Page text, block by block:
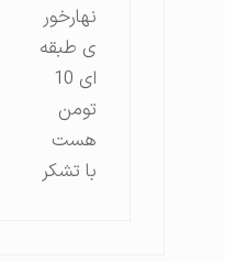
نهارخور
ی طبقه
ای 10
تومن
هست
با تشکر